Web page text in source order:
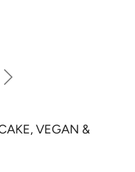
VEGAN &